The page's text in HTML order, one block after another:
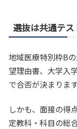
選抜は共通テ
地域医療特別枠B
望理由書、大学入
で合否が決まります
しかも、面接の得
定教科・科目の総